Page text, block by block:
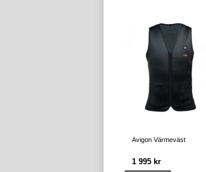
Avigon Värmeväst
1 995 kr